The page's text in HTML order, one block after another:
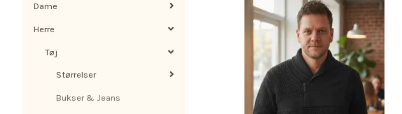
Dame
Herre
Tøj
Størrelser
Bukser & Jeans